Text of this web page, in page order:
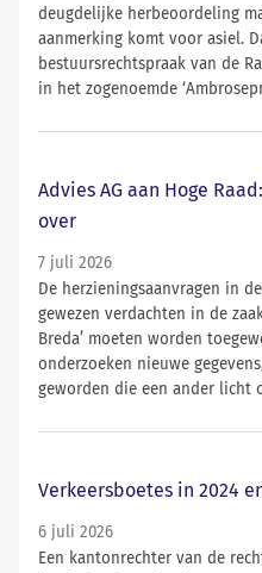
deugdelijke herbeoordeling
aanmerking komt voor asiel.
bestuursrechtspraak van de
in het zogenoemde
Advies AG aan Hoge
over
7 juli 2026
De herzieningsaanvragen in
gewezen verdachten in de
Breda’ moeten worden
onderzoeken nieuwe
geworden die een ander licht
Verkeersboetes in 2024
6 juli 2026
Een kantonrechter van de